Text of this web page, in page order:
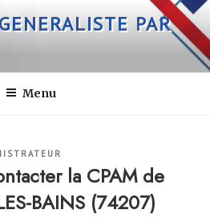
PAR
Menu
la CPAM de
BAINS (74207)